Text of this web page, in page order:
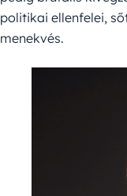
politikai ellenfelei,
menekvés.